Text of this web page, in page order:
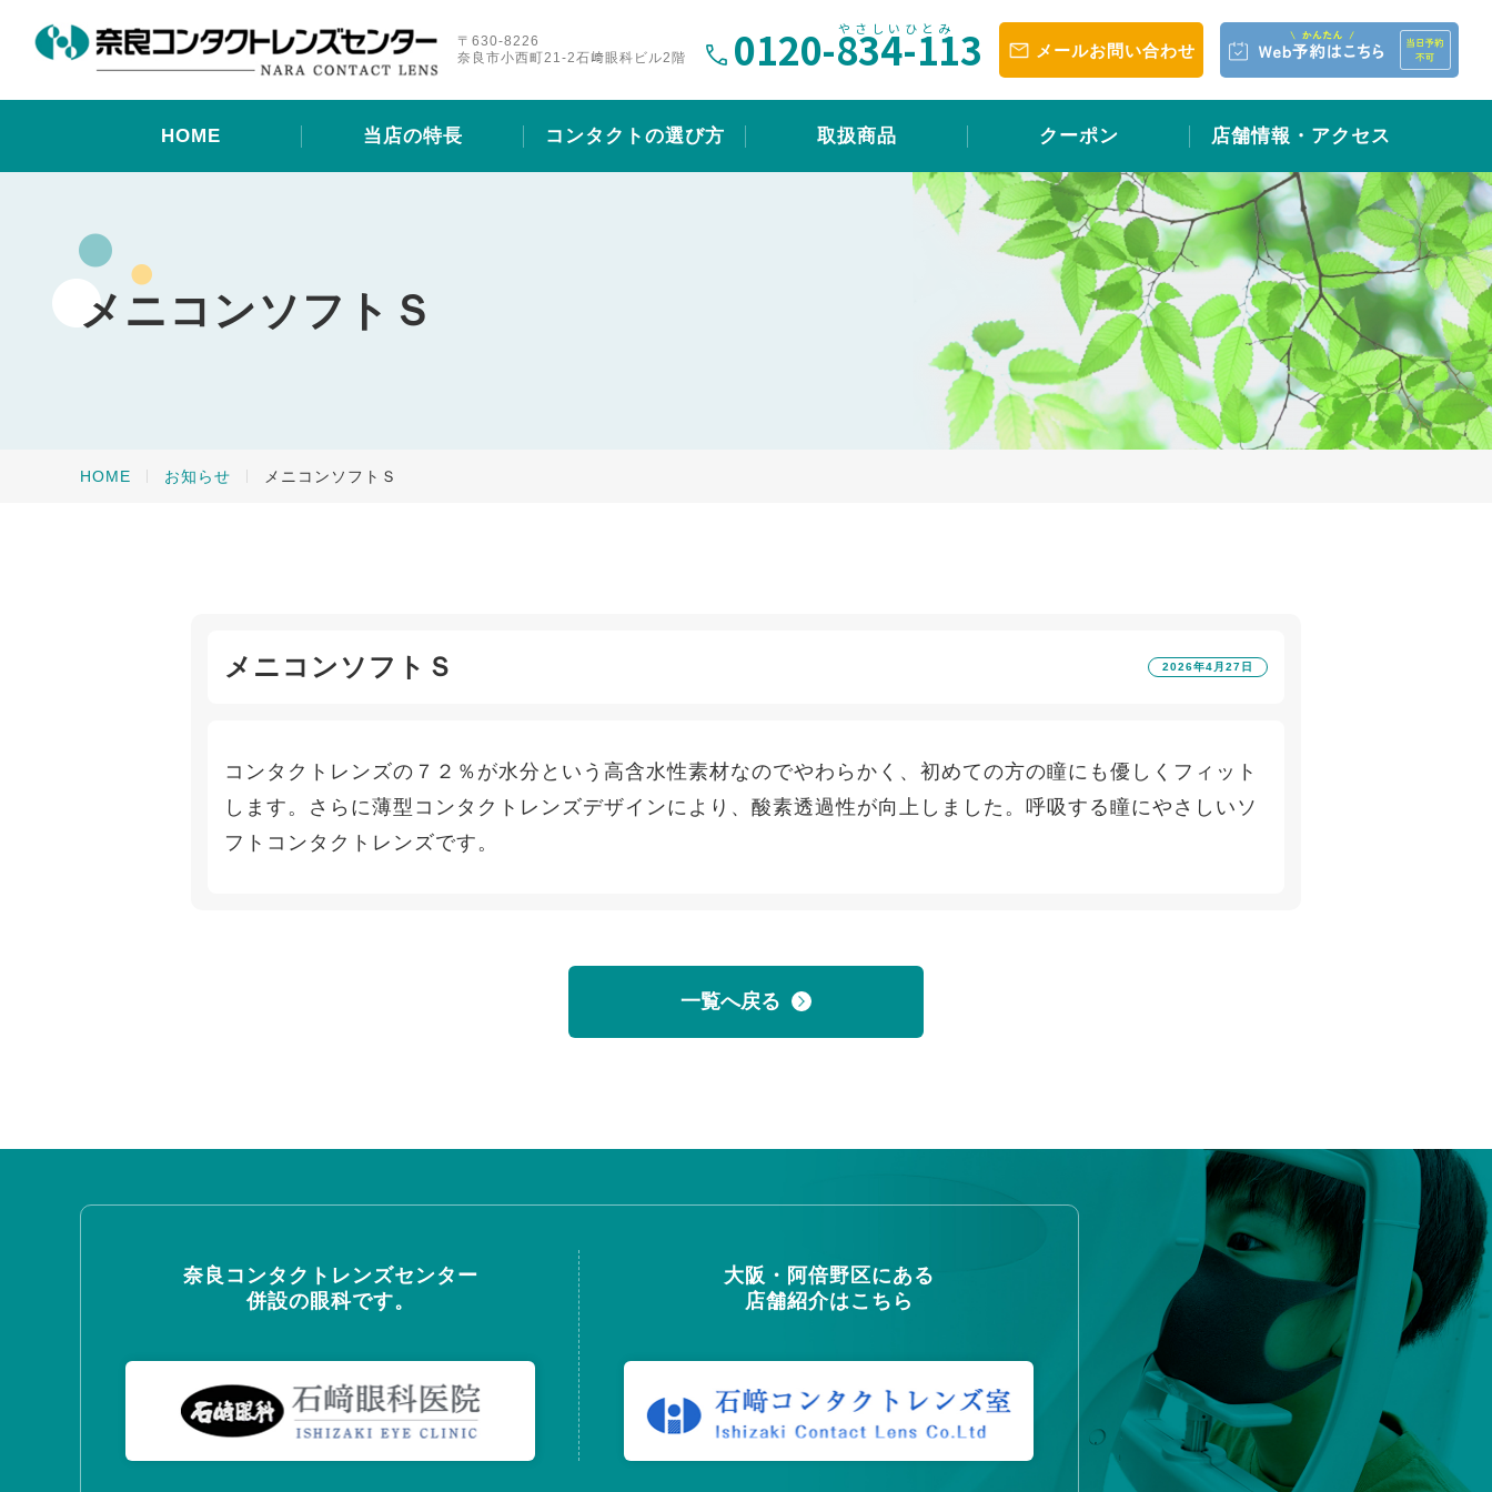
0120-834-113
〒630-8226
奈良市小西町21-2石﨑眼科ビル2階
メールお問い合わせ
HOME 当店の特長 コンタクトの選び方 取扱商品 クーポン 店舗情報・アクセス
メニコンソフトＳ
HOME お知らせ メニコンソフトＳ
メニコンソフトＳ 2026年4月27日
コンタクトレンズの７２％が水分という高含水性素材なのでやわらかく、初めての方の瞳にも優しくフィット
します。さらに薄型コンタクトレンズデザインにより、酸素透過性が向上しました。呼吸する瞳にやさしいソ
フトコンタクトレンズです。
一覧へ戻る
奈良コンタクトレンズセンター
併設の眼科です。
大阪・阿倍野区にある
店舗紹介はこちら